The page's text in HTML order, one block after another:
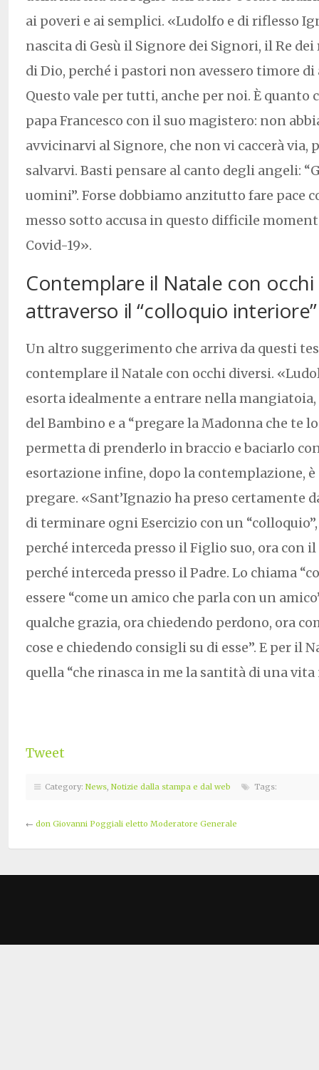
ai poveri e ai semplici. «Ludolfo e di riflesso
nascita di Gesù il Signore dei Signori, il Re
di Dio, perché i pastori non avessero timore di
Questo vale per tutti, anche per noi. È quanto
papa Francesco con il suo magistero: non
avvicinarvi al Signore, che non vi caccerà via,
salvarvi. Basti pensare al canto degli angeli:
uomini”. Forse dobbiamo anzitutto fare pace
messo sotto accusa in questo difficile
Covid-19».
Contemplare il Natale con occhi
attraverso il “colloquio interiore”
Un altro suggerimento che arriva da questi
contemplare il Natale con occhi diversi.
esorta idealmente a entrare nella
del Bambino e a “pregare la Madonna che te
permetta di prenderlo in braccio e baciarlo
esortazione infine, dopo la contemplazione,
pregare. «Sant’Ignazio ha preso certamente
di terminare ogni Esercizio con un
perché interceda presso il Figlio suo, ora con
perché interceda presso il Padre. Lo chiama
essere “come un amico che parla con un
qualche grazia, ora chiedendo perdono, ora
cose e chiedendo consigli su di esse”. E per il
quella “che rinasca in me la santità di una vita
Tweet
Category: News, Notizie dalla stampa e dal web Tags:
← don Giovanni Poggiali eletto Moderatore Generale